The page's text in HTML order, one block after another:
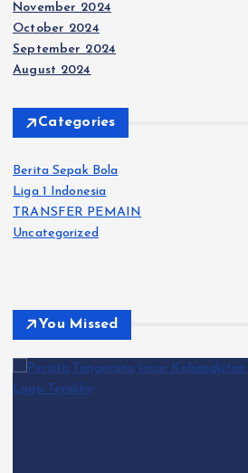
November 2024
October 2024
September 2024
August 2024
Categories
Berita Sepak Bola
Liga 1 Indonesia
TRANSFER PEMAIN
Uncategorized
You Missed